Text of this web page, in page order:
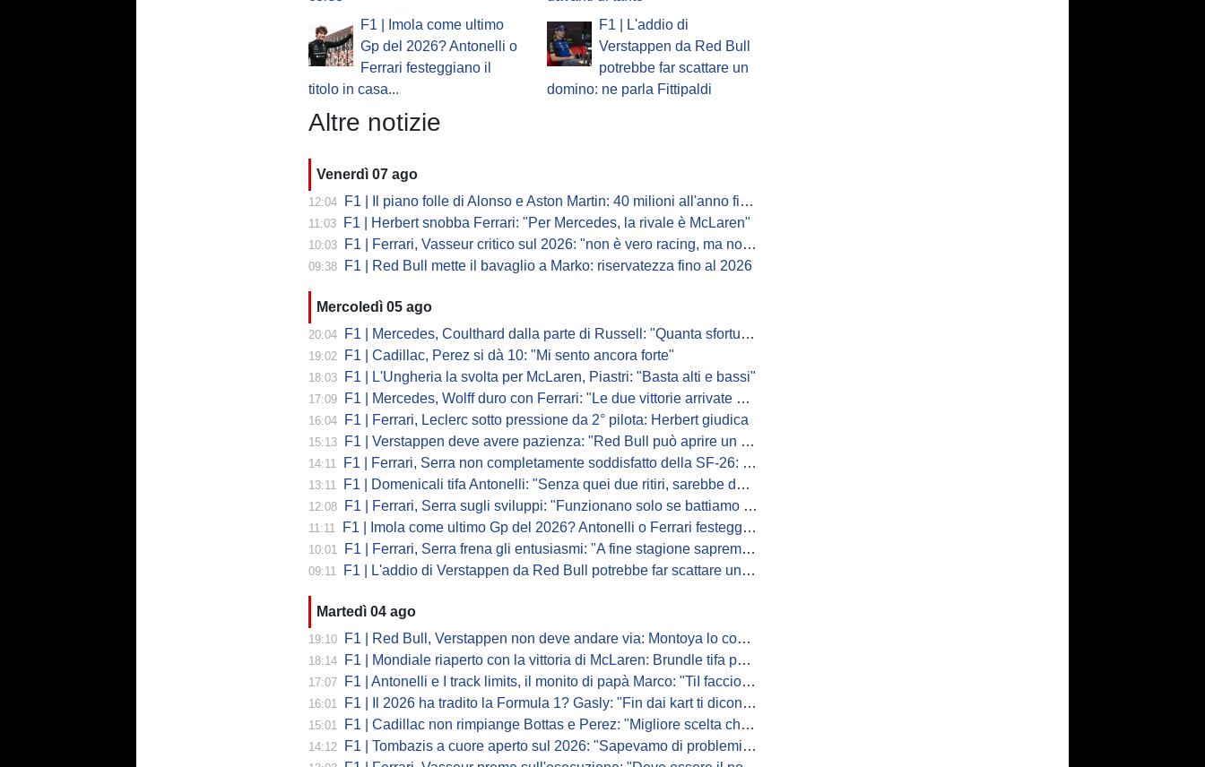
F1 | Imola come ultimo
Gp del 2026? Antonelli o
Ferrari festeggiano il
titolo in casa...
F1 | L'addio di
Verstappen da Red Bull
potrebbe far scattare un
domino: ne parla Fittipaldi
Altre notizie
Venerdì 07 ago
12:04 F1 | Il piano folle di Alonso e Aston Martin: 40 milioni all'anno fino ai 47 anni di Nando
11:03 F1 | Herbert snobba Ferrari: "Per Mercedes, la rivale è McLaren"
10:03 F1 | Ferrari, Vasseur critico sul 2026: "non è vero racing, ma non è artificiale"
09:38 F1 | Red Bull mette il bavaglio a Marko: riservatezza fino al 2026
Mercoledì 05 ago
20:04 F1 | Mercedes, Coulthard dalla parte di Russell: "Quanta sfortuna può avere un pilota?"
19:02 F1 | Cadillac, Perez si dà 10: "Mi sento ancora forte"
18:03 F1 | L'Ungheria la svolta per McLaren, Piastri: "Basta alti e bassi"
17:09 F1 | Mercedes, Wolff duro con Ferrari: "Le due vittorie arrivate per colpa nostra
16:04 F1 | Ferrari, Leclerc sotto pressione da 2° pilota: Herbert giudica
15:13 F1 | Verstappen deve avere pazienza: "Red Bull può aprire un nuovo corso"
14:11 F1 | Ferrari, Serra non completamente soddisfatto della SF-26: "Non è solo la mia macchina"
13:11 F1 | Domenicali tifa Antonelli: "Senza quei due ritiri, sarebbe davanti di tanto"
12:08 F1 | Ferrari, Serra sugli sviluppi: "Funzionano solo se battiamo gli altri"
11:11 F1 | Imola come ultimo Gp del 2026? Antonelli o Ferrari festeggiano il titolo in casa...
10:01 F1 | Ferrari, Serra frena gli entusiasmi: "A fine stagione sapremo se SF-26 è forte"
09:11 F1 | L'addio di Verstappen da Red Bull potrebbe far scattare un domino: ne parla Fittipaldi
Martedì 04 ago
19:10 F1 | Red Bull, Verstappen non deve andare via: Montoya lo convince
18:14 F1 | Mondiale riaperto con la vittoria di McLaren: Brundle tifa papaya
17:07 F1 | Antonelli e I track limits, il monito di papà Marco: "TiI faccio fare la fine della gallina"
16:01 F1 | Il 2026 ha tradito la Formula 1? Gasly: "Fin dai kart ti dicono di non alzare il piede dal gas"
15:01 F1 | Cadillac non rimpiange Bottas e Perez: "Migliore scelta che potessimo fare"
14:12 F1 | Tombazis a cuore aperto sul 2026: "Sapevamo di problemi, ma serviva un accordo"